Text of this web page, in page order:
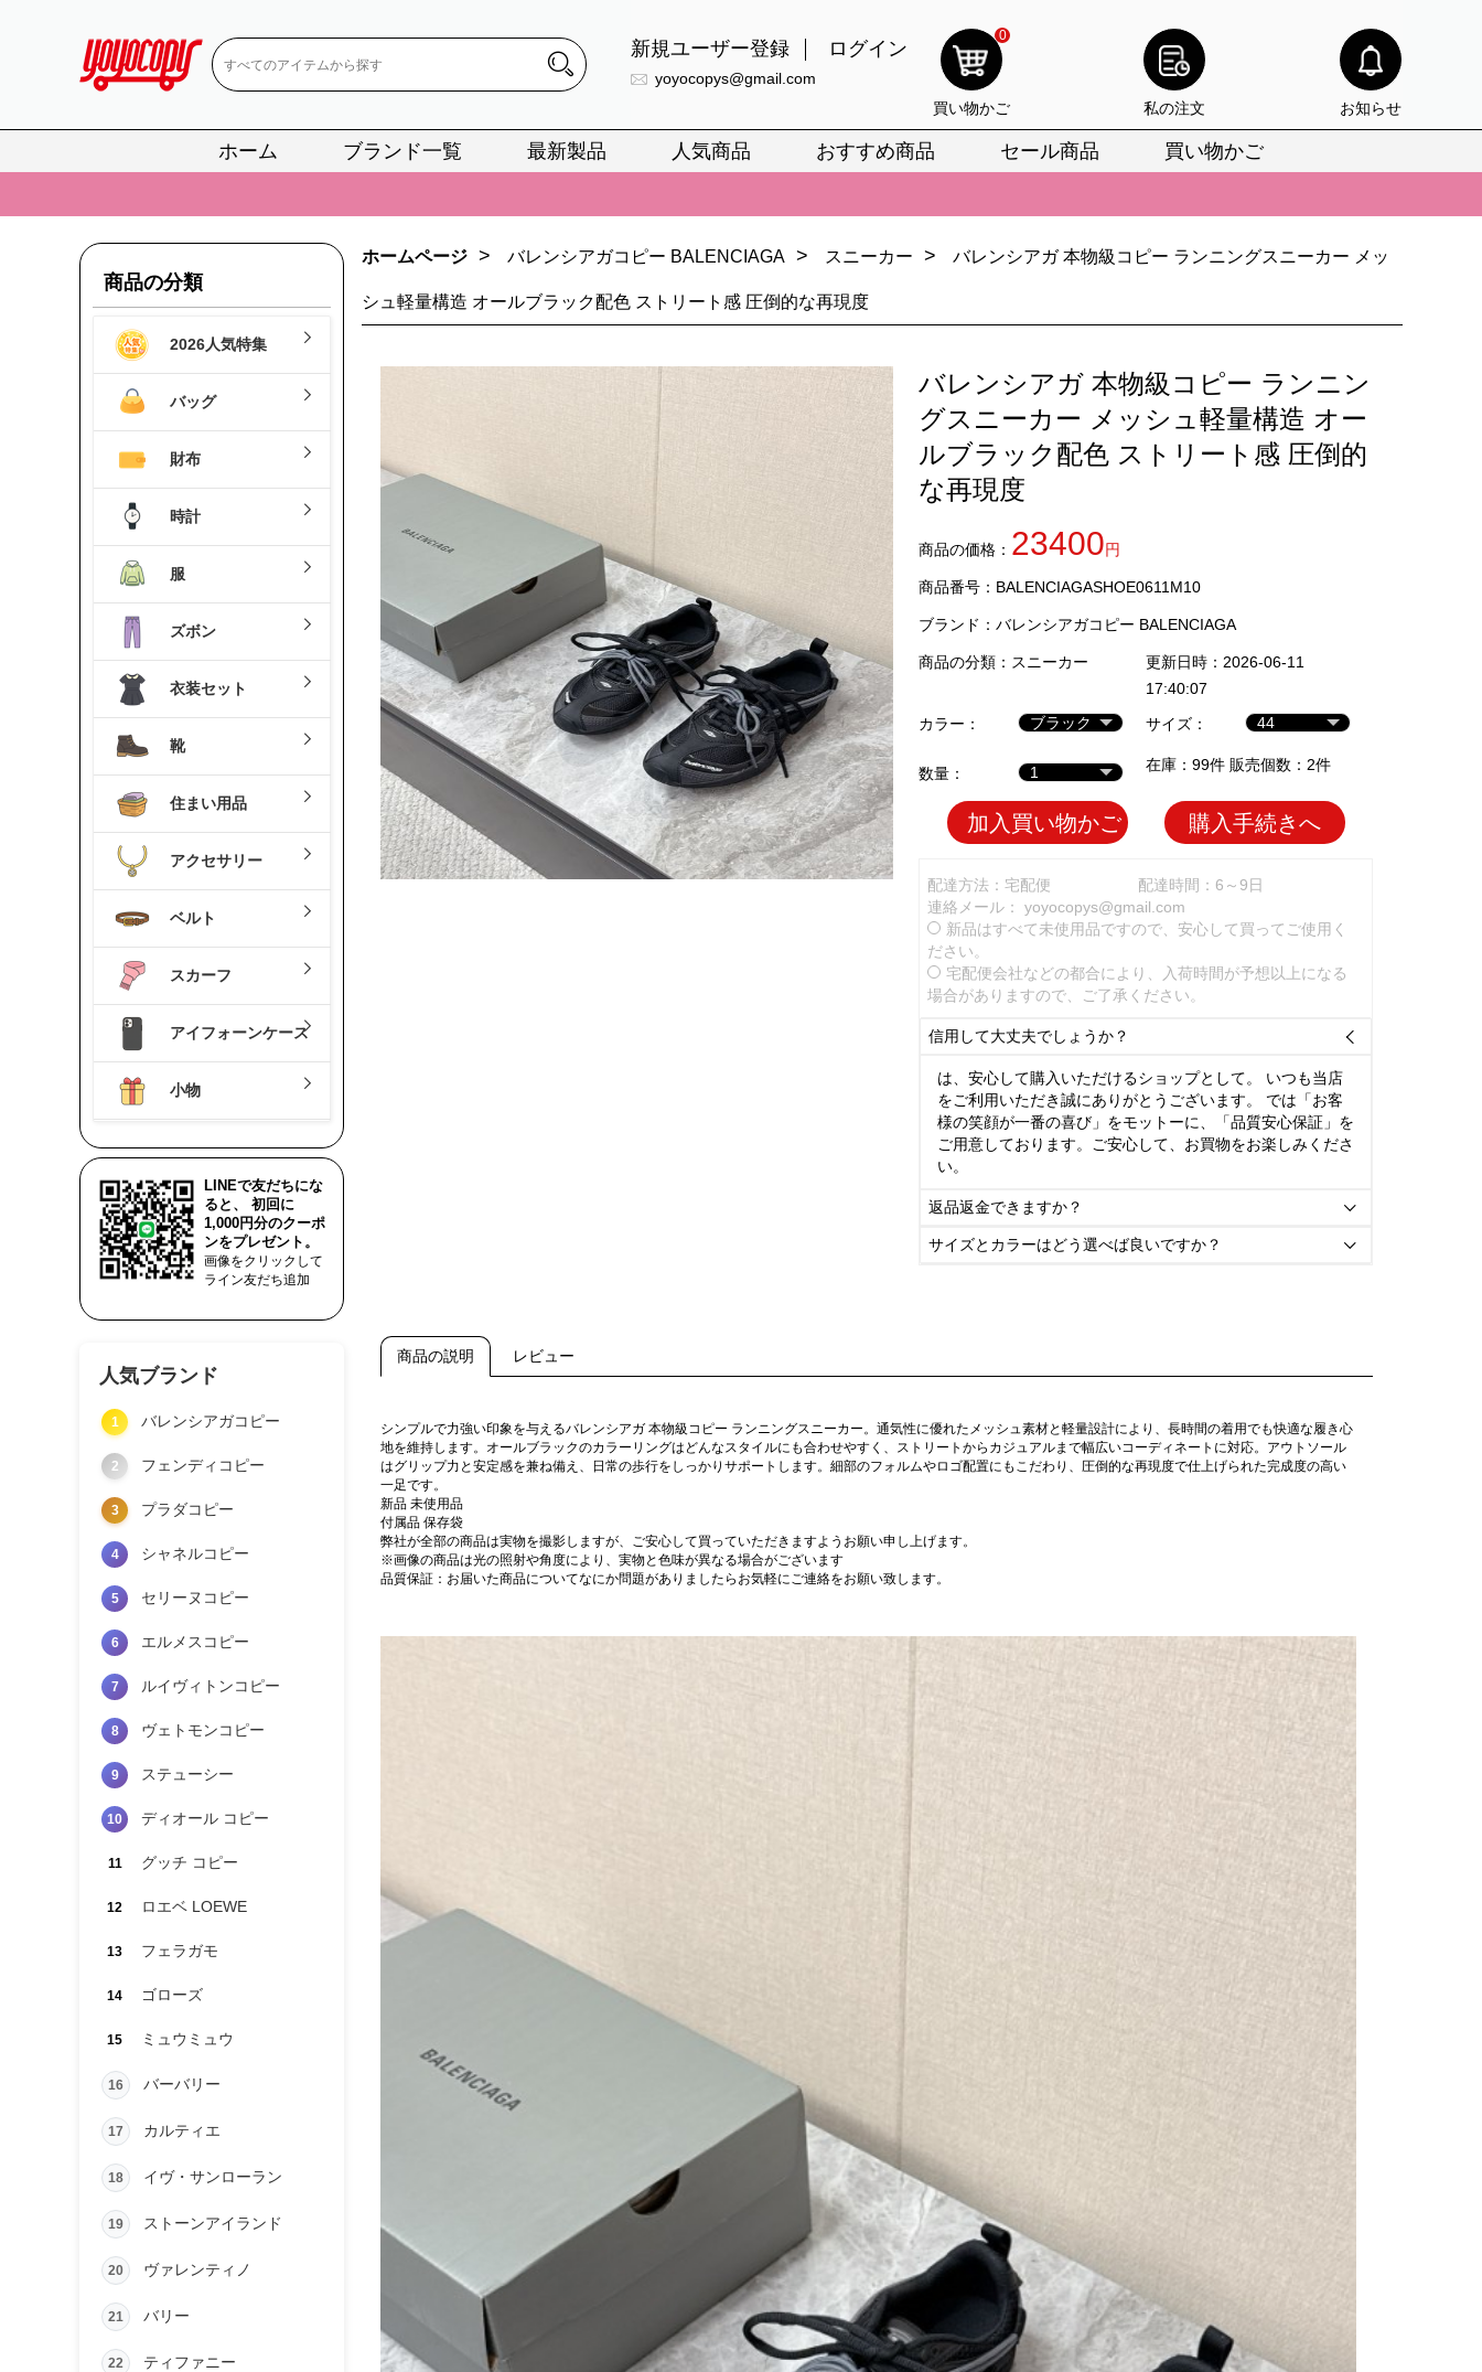
新規ユーザー登録 ログイン
yoyocopys@gmail.com
0
買い物かご 私の注文 お知らせ
ホーム ブランド一覧 最新製品 人気商品 おすすめ商品 セール商品 買い物かご
📢 当店は正真正銘のn級スーパーコピーのみ取扱い。最高品質の再現度を安心してお選びいただけます。
📢 2026春の新作続々更新中！期間中のご注文でお得な割引をご利用いただけます。
📢 新作入荷！ルイ・ヴィトンスーパーコピー バッグ最新モデルが登場。上質な仕上がりをお見逃しなく。
📢 当店は正真正銘のn級スーパーコピーのみ取扱い。最高品質の再現度を安心してお選びいただけます。
新作入荷！ルイ・ヴィトンスーパーコピー バッグ最新モデルが登場。上質な仕上がりをお見逃しなく。
商品の分類
2026人気特集
バッグ
財布
時計
服
ズボン
衣装セット
靴
住まい用品
アクセサリー
ベルト
スカーフ
アイフォーンケース
小物
LINEで友だちにな
ると、 初回に
1,000円分のクーポ
ンをプレゼント。
画像をクリックして
ライン友だち追加
人気ブランド
1 バレンシアガコピー
2 フェンディコピー
3 プラダコピー
4 シャネルコピー
5 セリーヌコピー
6 エルメスコピー
7 ルイヴィトンコピー
8 ヴェトモンコピー
9 ステューシー
10 ディオール コピー
11 グッチ コピー
12 ロエベ LOEWE
13 フェラガモ
14 ゴローズ
15 ミュウミュウ
16 バーバリー
17 カルティエ
18 イヴ・サンローラン
19 ストーンアイランド
20 ヴァレンティノ
21 バリー
22 ティファニー
ホームページ > バレンシアガコピー BALENCIAGA > スニーカー > バレンシアガ 本物級コピー ランニングスニーカー メッ
シュ軽量構造 オールブラック配色 ストリート感 圧倒的な再現度
バレンシアガ 本物級コピー ランニン
グスニーカー メッシュ軽量構造 オー
ルブラック配色 ストリート感 圧倒的
な再現度
商品の価格： 23400円
商品番号：BALENCIAGASHOE0611M10
ブランド： バレンシアガコピー BALENCIAGA
商品の分類： スニーカー
更新日時：2026-06-11
17:40:07
カラー：
サイズ：
数量： 在庫：99件 販売個数：2件
加入買い物かご 購入手続きへ
配達方法：宅配便
配達時間：6～9日
連絡メール： yoyocopys@gmail.com
新品はすべて未使用品ですので、安心して買ってご使用く
ださい。
宅配便会社などの都合により、入荷時間が予想以上になる
場合がありますので、ご了承ください。
信用して大丈夫でしょうか？ 
は、安心して購入いただけるショップとして。 いつも当店
をご利用いただき誠にありがとうございます。 では「お客
様の笑顔が一番の喜び」をモットーに、「品質安心保証」を
ご用意しております。ご安心して、お買物をお楽しみくださ
い。
返品返金できますか？ 
サイズとカラーはどう選べば良いですか？ 
商品の説明 レビュー
シンプルで力強い印象を与えるバレンシアガ 本物級コピー ランニングスニーカー。通気性に優れたメッシュ素材と軽量設計により、長時間の着用でも快適な履き心
地を維持します。オールブラックのカラーリングはどんなスタイルにも合わせやすく、ストリートからカジュアルまで幅広いコーディネートに対応。アウトソール
はグリップ力と安定感を兼ね備え、日常の歩行をしっかりサポートします。細部のフォルムやロゴ配置にもこだわり、圧倒的な再現度で仕上げられた完成度の高い
一足です。
新品 未使用品
付属品 保存袋
弊社が全部の商品は実物を撮影しますが、ご安心して買っていただきますようお願い申し上げます。
※画像の商品は光の照射や角度により、実物と色味が異なる場合がございます
品質保証：お届いた商品についてなにか問題がありましたらお気軽にご連絡をお願い致します。